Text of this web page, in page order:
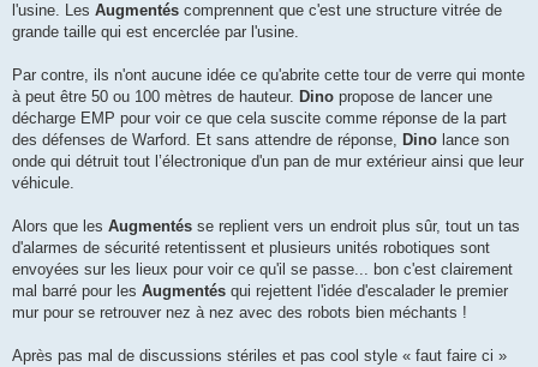
l'usine. Les Augmentés comprennent que c'est une structure vitrée de
grande taille qui est encerclée par l'usine.
Par contre, ils n'ont aucune idée ce qu'abrite cette tour de verre qui monte
à peut être 50 ou 100 mètres de hauteur. Dino propose de lancer une
décharge EMP pour voir ce que cela suscite comme réponse de la part
des défenses de Warford. Et sans attendre de réponse, Dino lance son
onde qui détruit tout l’électronique d'un pan de mur extérieur ainsi que leur
véhicule.
Alors que les Augmentés se replient vers un endroit plus sûr, tout un tas
d'alarmes de sécurité retentissent et plusieurs unités robotiques sont
envoyées sur les lieux pour voir ce qu'il se passe... bon c'est clairement
mal barré pour les Augmentés qui rejettent l'idée d'escalader le premier
mur pour se retrouver nez à nez avec des robots bien méchants !
Après pas mal de discussions stériles et pas cool style « faut faire ci »